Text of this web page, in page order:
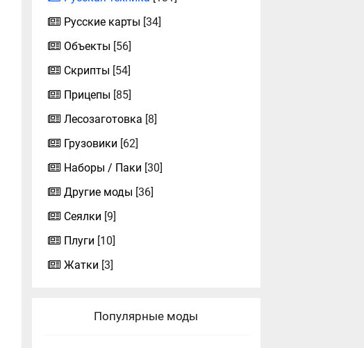
Русские карты [34]
Объекты [56]
Скрипты [54]
Прицепы [85]
Лесозаготовка [8]
Грузовики [62]
Наборы / Паки [30]
Другие моды [36]
Сеялки [9]
Плуги [10]
Жатки [3]
Популярные моды